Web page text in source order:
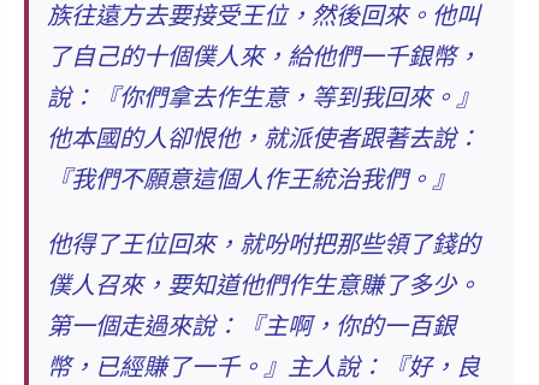
族往遠方去要接受王位，然後回來。他叫
了自己的十個僕人來，給他們一千銀幣，
說：『你們拿去作生意，等到我回來。 』
他本國的人卻恨他，就派使者跟著去說：
『我們不願意這個人作王統治我們。』
他得了王位回來，就吩咐把那些領了錢的
僕人召來，要知道他們作生意賺了多少。
第一個走過來說：『主啊，你的一百銀
幣，已經賺了一千。』主人說：『好， 良